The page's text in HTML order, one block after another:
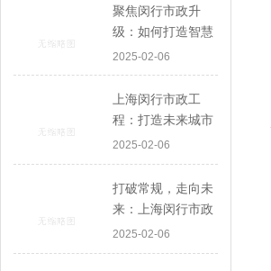
聚焦闵行市政升
级：如何打造智慧
与绿色并行的城市
空间
2025-02-06
上海闵行市政工
程：打造未来城市
的基础框架
2025-02-06
打破常规，走向未
来：上海闵行市政
工程的绿色转型
2025-02-06